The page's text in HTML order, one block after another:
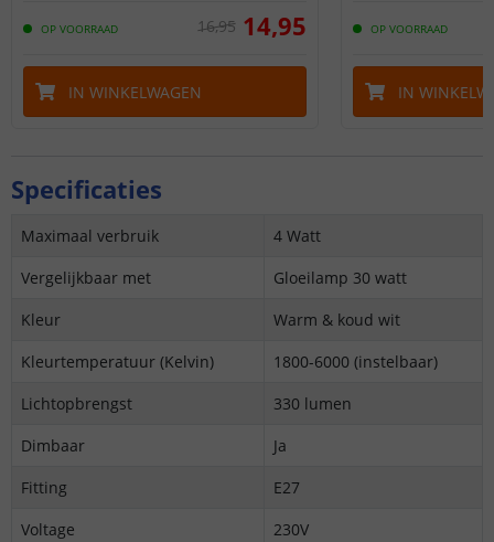
OP VOORRAAD 16,95 14,95
IN WINKELWAGEN
OP VOORRAAD
IN
Specificaties
Maximaal verbruik
4 Watt
Vergelijkbaar met
Gloeilamp 30 watt
Kleur
Warm & koud wit
Kleurtemperatuur (Kelvin)
1800-6000 (instelbaar)
Lichtopbrengst
330 lumen
Dimbaar
Ja
Fitting
E27
Voltage
230V